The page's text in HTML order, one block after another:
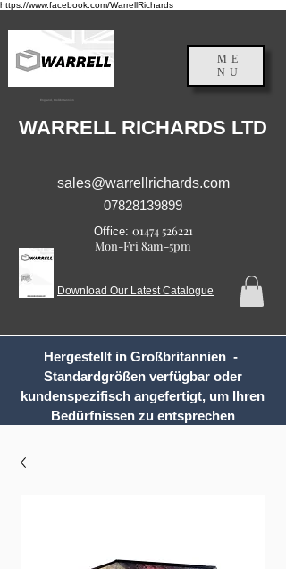
https://www.facebook.com/WarrellRichards
England, Großbritannien
ME
NU
WARRELL RICHARDS LTD
sales@warrellrichards.com
07828139899
Office: 01474 526221
Mon-Fri 8am-5pm
Download Our Latest Catalogue
Hergestellt in Großbritannien -
Standardgrößen verfügbar oder
kundenspezifisch angefertigt, um Ihren
Bedürfnissen zu entsprechen